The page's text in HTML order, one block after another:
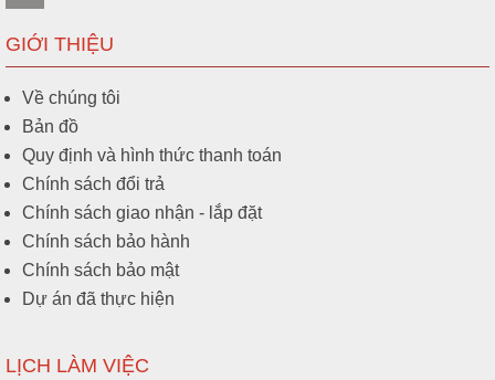
GIỚI THIỆU
Về chúng tôi
Bản đồ
Quy định và hình thức thanh toán
Chính sách đổi trả
Chính sách giao nhận - lắp đặt
Chính sách bảo hành
Chính sách bảo mật
Dự án đã thực hiện
LỊCH LÀM VIỆC